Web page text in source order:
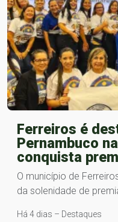
Ferreiros é
Pernambuco
conquista
O município de
da solenidade de
Há 4 dias – Destaques